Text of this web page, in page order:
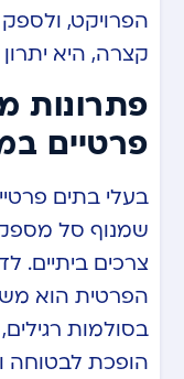
הפרויקט,
קצרה, היא
פתרונות
פרטיים
בעלי בתים
שמנוף סל מספק
צרכים ביתיים.
הפרטית הוא
בסולמות
הופכת לבטוחה